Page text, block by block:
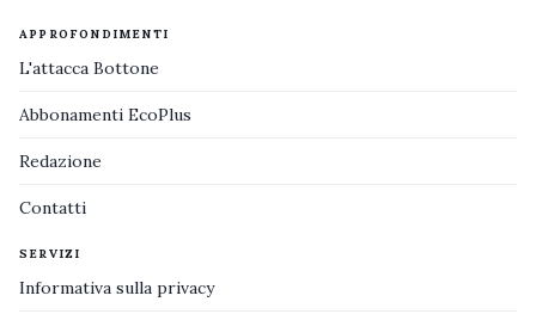
APPROFONDIMENTI
L'attacca Bottone
Abbonamenti EcoPlus
Redazione
Contatti
SERVIZI
Informativa sulla privacy